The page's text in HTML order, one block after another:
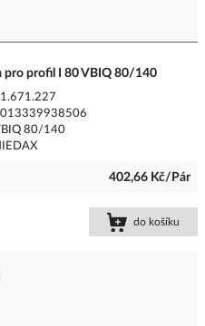
pro profil I 80 VBIQ 80/140
80/140
402,66 Kč/Pár
do košíku